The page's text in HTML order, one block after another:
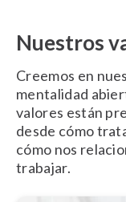
Nuestros
Creemos en
mentalidad
valores están
desde cómo
cómo nos
trabajar.